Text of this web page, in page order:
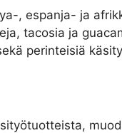
, espanja- ja
tacosia ja
perinteisiä